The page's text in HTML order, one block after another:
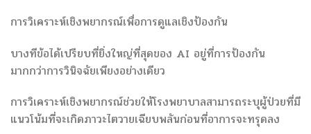
การวิเคราะห์เชิงพยากรณ์เพื่อการดูแลเชิงป้องกัน
บางทีข้อได้เปรียบที่ยิ่งใหญ่ที่สุดของ AI อยู่ที่การป้องกัน
มากกว่าการวินิจฉัยเพียงอย่างเดียว
การวิเคราะห์เชิงพยากรณ์ช่วยให้โรงพยาบาลสามารถระบุผู้ป่วยที่มี
แนวโน้มที่จะเกิดภาวะไตวายเฉียบพลันก่อนที่อาการจะทรุดลง